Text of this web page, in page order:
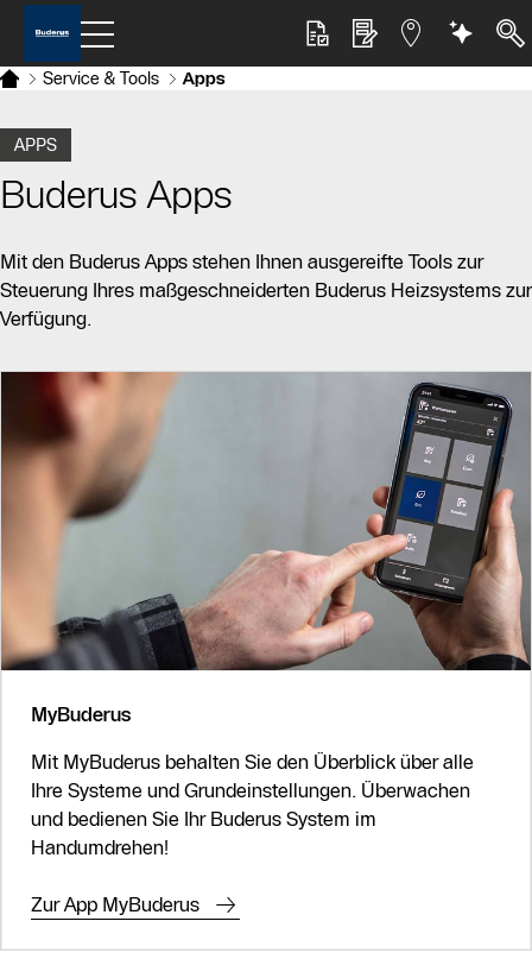
Service & Tools Apps
APPS
Buderus Apps
Mit den Buderus Apps stehen Ihnen ausgereifte Tools zur
Steuerung Ihres maßgeschneiderten Buderus Heizsystems zur
Verfügung.
MyBuderus
Mit MyBuderus behalten Sie den Überblick über alle
Ihre Systeme und Grundeinstellungen. Überwachen
und bedienen Sie Ihr Buderus System im
Handumdrehen!
Zur App MyBuderus